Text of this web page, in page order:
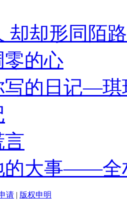
却却形同陌路
的心
写的日记—琪
言
的大事——全
请 | 版权申明